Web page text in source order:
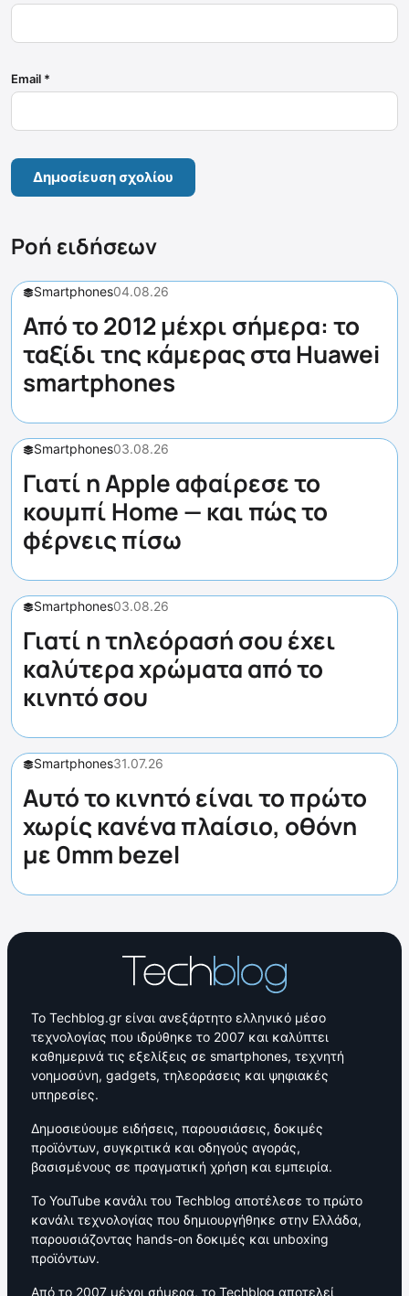
Email *
Ροή ειδήσεων
Smartphones04.08.26
Από το 2012 μέχρι σήμερα: το
ταξίδι της κάμερας στα Huawei
smartphones
Smartphones03.08.26
Γιατί η Apple αφαίρεσε το
κουμπί Home — και πώς το
φέρνεις πίσω
Smartphones03.08.26
Γιατί η τηλεόρασή σου έχει
καλύτερα χρώματα από το
κινητό σου
Smartphones31.07.26
Αυτό το κινητό είναι το πρώτο
χωρίς κανένα πλαίσιο, οθόνη
με 0mm bezel
Το Techblog.gr είναι ανεξάρτητο ελληνικό μέσο
τεχνολογίας που ιδρύθηκε το 2007 και καλύπτει
καθημερινά τις εξελίξεις σε smartphones, τεχνητή
νοημοσύνη, gadgets, τηλεοράσεις και ψηφιακές
υπηρεσίες.
Δημοσιεύουμε ειδήσεις, παρουσιάσεις, δοκιμές
προϊόντων, συγκριτικά και οδηγούς αγοράς,
βασισμένους σε πραγματική χρήση και εμπειρία.
Το YouTube κανάλι του Techblog αποτέλεσε το πρώτο
κανάλι τεχνολογίας που δημιουργήθηκε στην Ελλάδα,
παρουσιάζοντας hands-on δοκιμές και unboxing
προϊόντων.
Από το 2007 μέχρι σήμερα, το Techblog αποτελεί